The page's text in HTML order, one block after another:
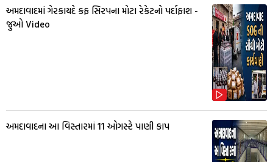
અમદાવાદમાં ગેરકાયદે કફ સિરપના મોટા રેકેટનો પર્દાફાશ -
જુઓ Video
અમદાવાદના આ વિસ્તારમાં 11 ઓગસ્ટે પાણી કાપ